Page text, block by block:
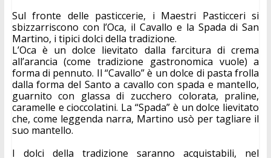
Sul fronte delle pasticcerie, i Maestri Pasticceri si
sbizzarriscono con l’Oca, il Cavallo e la Spada di San
Martino, i tipici dolci della tradizione.
L’Oca è un dolce lievitato dalla farcitura di crema
all’arancia (come tradizione gastronomica vuole) a
forma di pennuto. Il “Cavallo” è un dolce di pasta frolla
dalla forma del Santo a cavallo con spada e mantello,
guarnito con glassa di zucchero colorata, praline,
caramelle e cioccolatini. La “Spada” è un dolce lievitato
che, come leggenda narra, Martino usò per tagliare il
suo mantello.
I dolci della tradizione saranno acquistabili, nel